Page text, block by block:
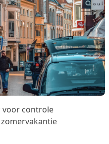
voor controle